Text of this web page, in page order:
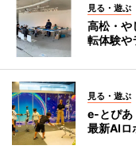
見る・遊ぶ
高松・
転体験や
見る・遊ぶ
e-とぴあ
最新AIロ